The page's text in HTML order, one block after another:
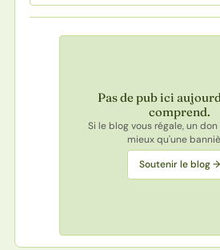
Pas de pub ici
comprend.
Si le blog vous régale, un
mieux qu'une
Soutenir le blog →